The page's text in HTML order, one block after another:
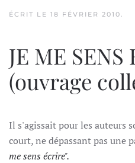
ÉCRIT LE 18 FÉVRIER 2010.
JE ME SENS
(ouvrage
Il s'agissait pour les auteurs
court, ne dépassant pas une
me sens écrire".